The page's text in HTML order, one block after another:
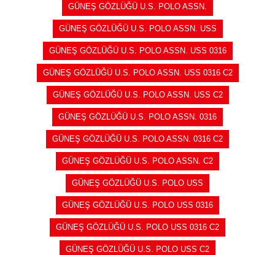
GÜNEŞ GÖZLÜĞÜ U.S. POLO ASSN.
GÜNEŞ GÖZLÜĞÜ U.S. POLO ASSN. USS
GÜNEŞ GÖZLÜĞÜ U.S. POLO ASSN. USS 0316
GÜNEŞ GÖZLÜĞÜ U.S. POLO ASSN. USS 0316 C2
GÜNEŞ GÖZLÜĞÜ U.S. POLO ASSN. USS C2
GÜNEŞ GÖZLÜĞÜ U.S. POLO ASSN. 0316
GÜNEŞ GÖZLÜĞÜ U.S. POLO ASSN. 0316 C2
GÜNEŞ GÖZLÜĞÜ U.S. POLO ASSN. C2
GÜNEŞ GÖZLÜĞÜ U.S. POLO USS
GÜNEŞ GÖZLÜĞÜ U.S. POLO USS 0316
GÜNEŞ GÖZLÜĞÜ U.S. POLO USS 0316 C2
GÜNEŞ GÖZLÜĞÜ U.S. POLO USS C2